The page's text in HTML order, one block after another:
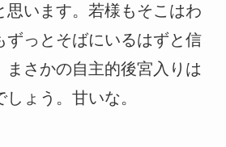
思います。若様もそこはわ
ずっとそばにいるはずと信
まさかの自主的後宮入りは
ょう。甘いな。